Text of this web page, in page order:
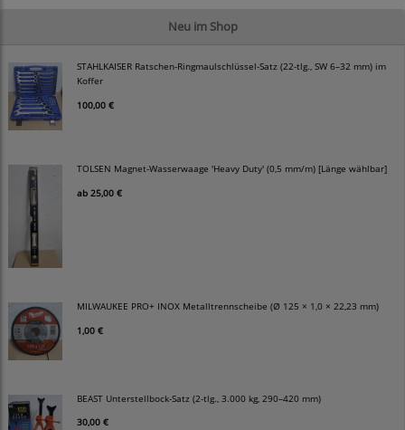
Neu im Shop
STAHLKAISER Ratschen-Ringmaulschlüssel-Satz (22-tlg., SW 6–32 mm) im
Koffer
100,00 €
TOLSEN Magnet-Wasserwaage 'Heavy Duty' (0,5 mm/m) [Länge wählbar]
ab 25,00 €
MILWAUKEE PRO+ INOX Metalltrennscheibe (Ø 125 × 1,0 × 22,23 mm)
1,00 €
BEAST Unterstellbock-Satz (2-tlg., 3.000 kg, 290–420 mm)
30,00 €